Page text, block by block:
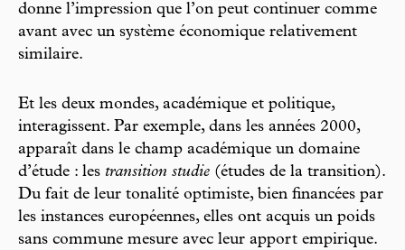
donne l’impression que l’on peut continuer comme
avant avec un système économique relativement
similaire.
Et les deux mondes, académique et politique,
interagissent. Par exemple, dans les années 2000,
apparaît dans le champ académique un domaine
d’étude : les transition studie (études de la transition).
Du fait de leur tonalité optimiste, bien financées par
les instances européennes, elles ont acquis un poids
sans commune mesure avec leur apport empirique.